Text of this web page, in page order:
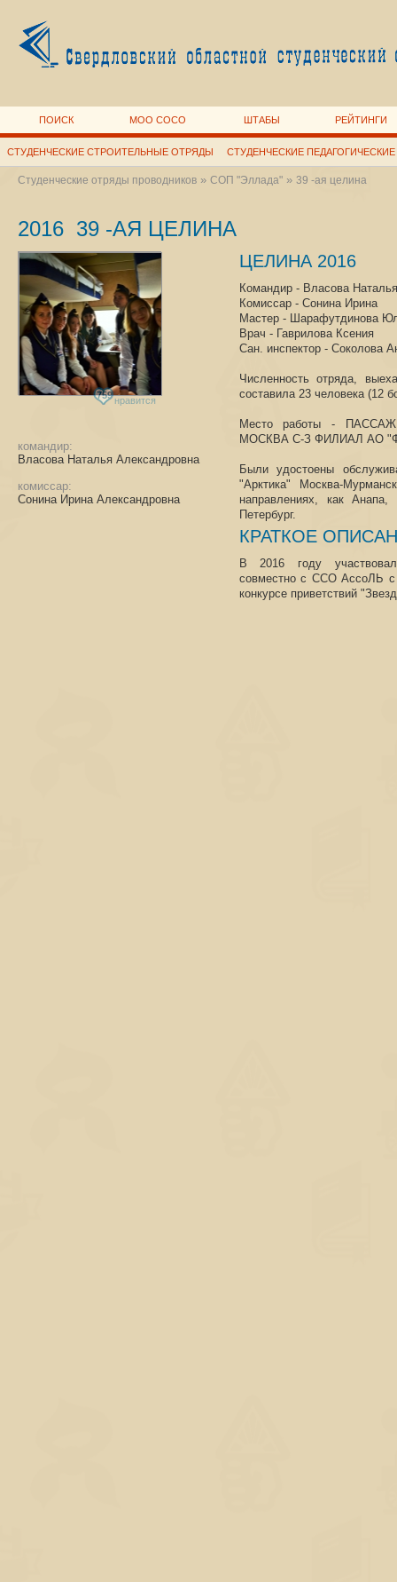
ПОИСК МОО СОСО ШТАБЫ РЕЙТИНГИ
СТУДЕНЧЕСКИЕ СТРОИТЕЛЬНЫЕ ОТРЯДЫ СТУДЕНЧЕСКИЕ
Студенческие отряды проводников» СОП "Эллада"» 39 -ая целина
2016 39 -АЯ ЦЕЛИНА
759 нравится
командир:
Власова Наталья Александровна
комиссар:
Сонина Ирина Александровна
ЦЕЛИНА 2016
Командир - Власова Наталья
Комиссар - Сонина Ирина
Мастер - Шарафутдинова
Врач - Гаврилова Ксения
Сан. инспектор - Соколова
Численность отряда,
составила 23 человека (12
Место работы -
МОСКВА С-З ФИЛИАЛ АО
Были удостоены
"Арктика" Москва-
направлениях, как
Петербург.
КРАТКОЕ
В 2016 году
совместно с ССО АссоЛЬ
конкурсе приветствий